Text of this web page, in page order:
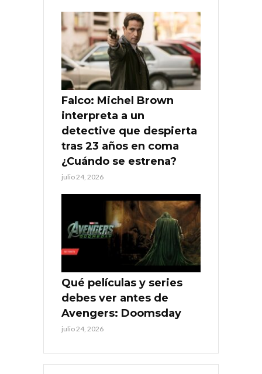
Falco: Michel Brown
interpreta a un
detective que despierta
tras 23 años en coma
¿Cuándo se estrena?
julio 24, 2026
Qué películas y series
debes ver antes de
Avengers: Doomsday
julio 24, 2026